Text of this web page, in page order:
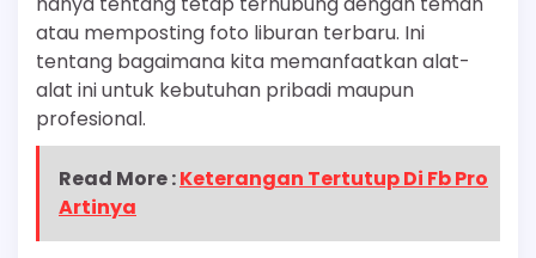
atau memposting foto liburan terbaru. Ini
tentang bagaimana kita memanfaatkan alat-
alat ini untuk kebutuhan pribadi maupun
profesional.
Read More :Keterangan Tertutup Di Fb Pro
Artinya